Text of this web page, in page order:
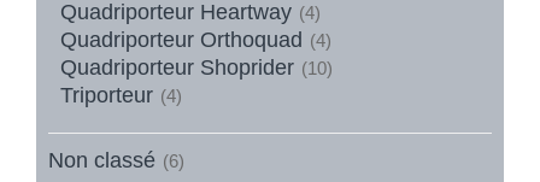
Quadriporteur Heartway (4)
Quadriporteur Orthoquad (4)
Quadriporteur Shoprider (10)
Triporteur (4)
Non classé (6)